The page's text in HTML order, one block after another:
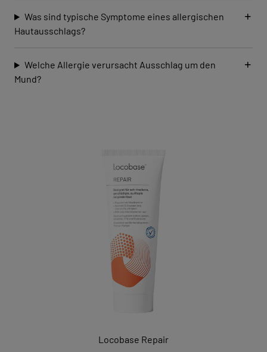
Was sind typische Symptome eines allergischen
Hautausschlags?
Welche Allergie verursacht Ausschlag um den
Mund?
Locobase Repair